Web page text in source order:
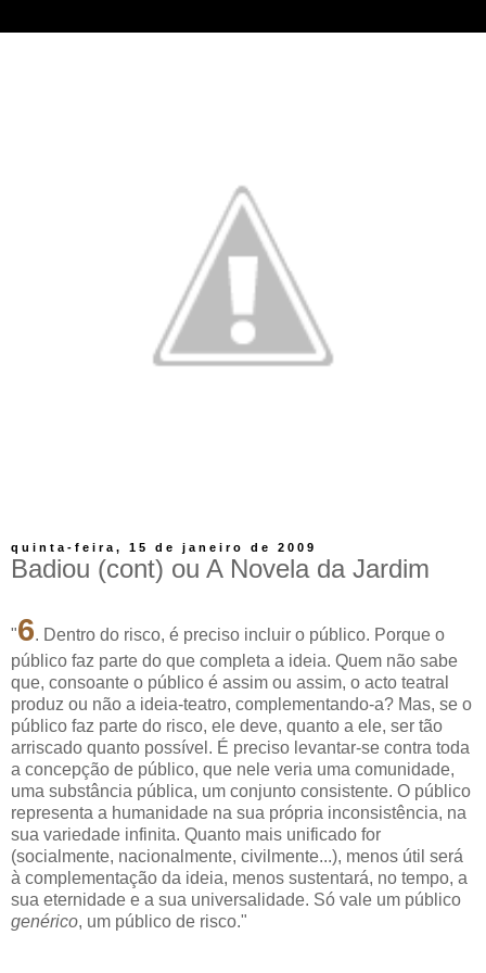
quinta-feira, 15 de janeiro de 2009
Badiou (cont) ou A Novela da Jardim
"6. Dentro do risco, é preciso incluir o público. Porque o
público faz parte do que completa a ideia. Quem não sabe
que, consoante o público é assim ou assim, o acto teatral
produz ou não a ideia-teatro, complementando-a? Mas, se o
público faz parte do risco, ele deve, quanto a ele, ser tão
arriscado quanto possível. É preciso levantar-se contra toda
a concepção de público, que nele veria uma comunidade,
uma substância pública, um conjunto consistente. O público
representa a humanidade na sua própria inconsistência, na
sua variedade infinita. Quanto mais unificado for
(socialmente, nacionalmente, civilmente...), menos útil será
à complementação da ideia, menos sustentará, no tempo, a
sua eternidade e a sua universalidade. Só vale um público
genérico, um público de risco."